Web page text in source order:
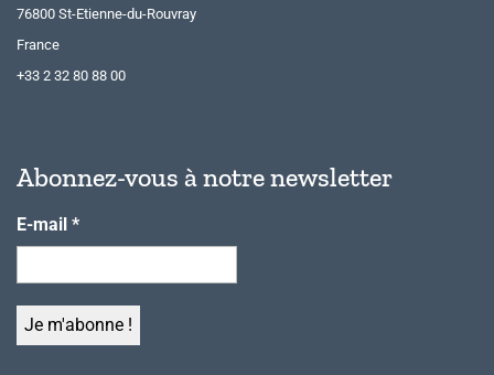
76800 St-Etienne-du-Rouvray
France
+33 2 32 80 88 00
Abonnez-vous à notre newsletter
E-mail *